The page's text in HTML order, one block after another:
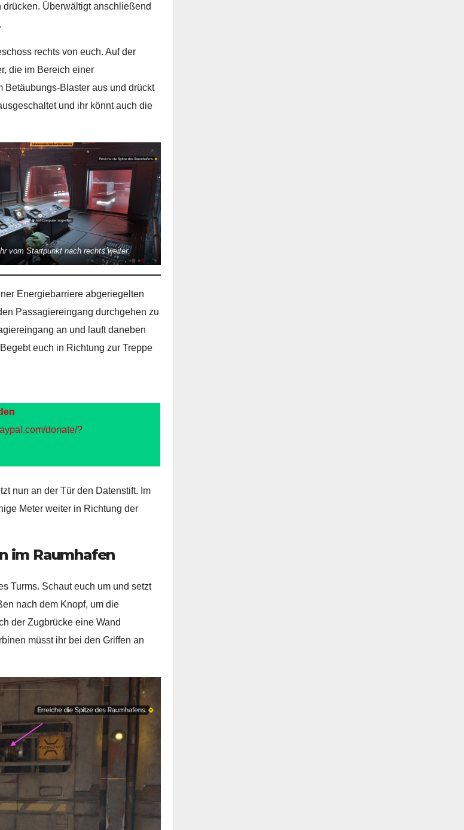
Überwältigt anschließend
rechts von euch. Auf der
die im Bereich einer
Betäubungs-Blaster aus und drückt
und ihr könnt auch die
vom Startpunkt nach rechts weiter.
Energiebarriere abgeriegelten
Passagiereingang durchgehen zu
an und lauft daneben
euch in Richtung zur Treppe
donate/?
nun an der Tür den Datenstift. Im
Meter weiter in Richtung der
im Raumhafen
Turms. Schaut euch um und setzt
nach dem Knopf, um die
der Zugbrücke eine Wand
müsst ihr bei den Griffen an